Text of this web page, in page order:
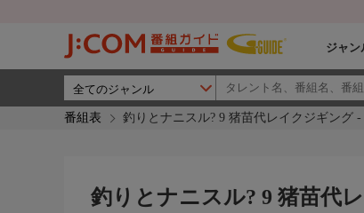
ジャン
番組表 釣りとナニスル? 9 猪苗代レイクジギング
釣りとナニスル? 9 猪苗代